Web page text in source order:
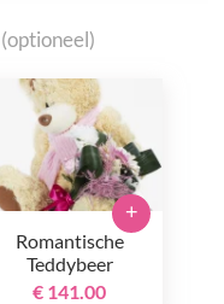
(optioneel)
Romantische
Teddybeer
€ 141.00
+